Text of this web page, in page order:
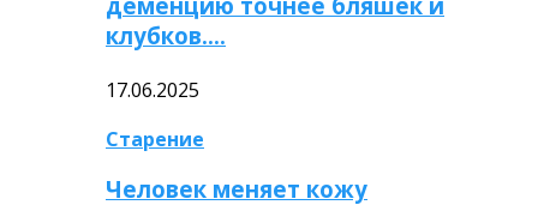
клубков….
17.06.2025
Старение
Человек меняет кожу